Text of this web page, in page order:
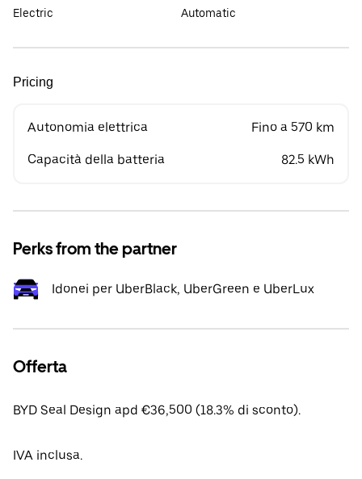
Electric
Automatic
Pricing
Autonomia elettrica Fino a 570 km
Capacità della batteria 82.5 kWh
Perks from the partner
Idonei per UberBlack, UberGreen e UberLux
Offerta
BYD Seal Design apd €36,500 (18.3% di sconto).
IVA inclusa.